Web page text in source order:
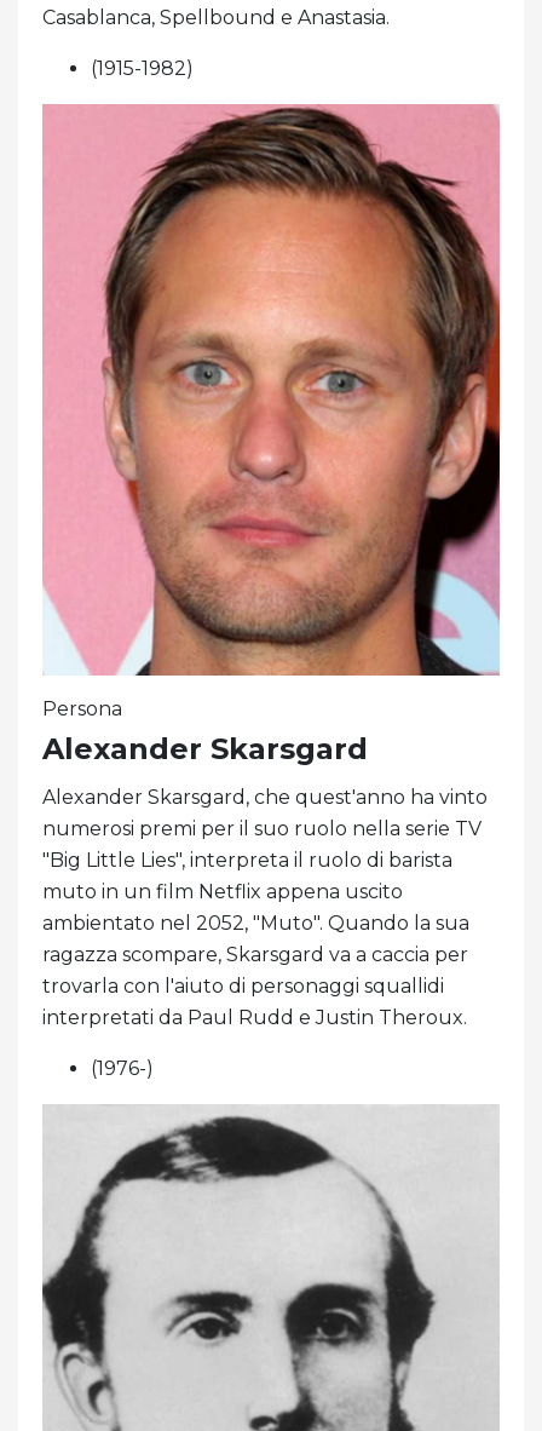
Casablanca, Spellbound e Anastasia.
(1915-1982)
Persona
Alexander Skarsgard
Alexander Skarsgard, che quest'anno ha vinto
numerosi premi per il suo ruolo nella serie TV
"Big Little Lies", interpreta il ruolo di barista
muto in un film Netflix appena uscito
ambientato nel 2052, "Muto". Quando la sua
ragazza scompare, Skarsgard va a caccia per
trovarla con l'aiuto di personaggi squallidi
interpretati da Paul Rudd e Justin Theroux.
(1976-)